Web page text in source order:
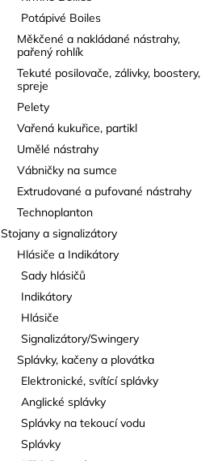
Potápivé Boiles
Měkčené a nakládané nástrahy,
pařený rohlík
Tekuté posilovače, zálivky, boostery,
spreje
Pelety
Vařená kukuřice, partikl
Umělé nástrahy
Vábničky na sumce
Extrudované a pufované nástrahy
Technoplanton
Stojany a signalizátory
Hlásiče a Indikátory
Sady hlásičů
Indikátory
Hlásiče
Signalizátory/Swingery
Splávky, kačeny a plovátka
Elektronické, svítící splávky
Anglické splávky
Splávky na tekoucí vodu
Splávky